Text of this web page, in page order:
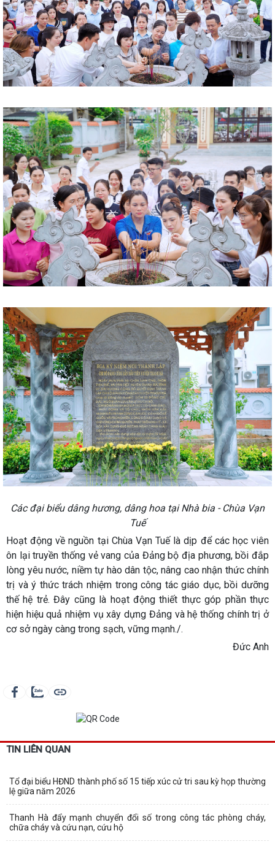
Các đại biểu dâng hương, dâng hoa tại Nhà bia - Chùa Vạn
Tuế
Hoạt động về nguồn tại Chùa Vạn Tuế là dịp để các học viên
ôn lại truyền thống vẻ vang của Đảng bộ địa phương, bồi đắp
lòng yêu nước, niềm tự hào dân tộc, nâng cao nhận thức chính
trị và ý thức trách nhiệm trong công tác giáo dục, bồi dưỡng
thế hệ trẻ. Đây cũng là hoạt động thiết thực góp phần thực
hiện hiệu quả nhiệm vụ xây dựng Đảng và hệ thống chính trị ở
cơ sở ngày càng trong sạch, vững mạnh./.
Đức Anh
TIN LIÊN QUAN
Tổ đại biểu HĐND thành phố số 15 tiếp xúc cử tri sau kỳ họp thường
lệ giữa năm 2026
Thanh Hà đẩy mạnh chuyển đổi số trong công tác phòng cháy,
chữa cháy và cứu nạn, cứu hộ